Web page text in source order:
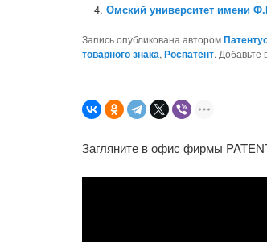
Омский университет имени
Запись опубликована автором
товарного знака,Роспатент. Добавьте
Загляните в офис фирмы